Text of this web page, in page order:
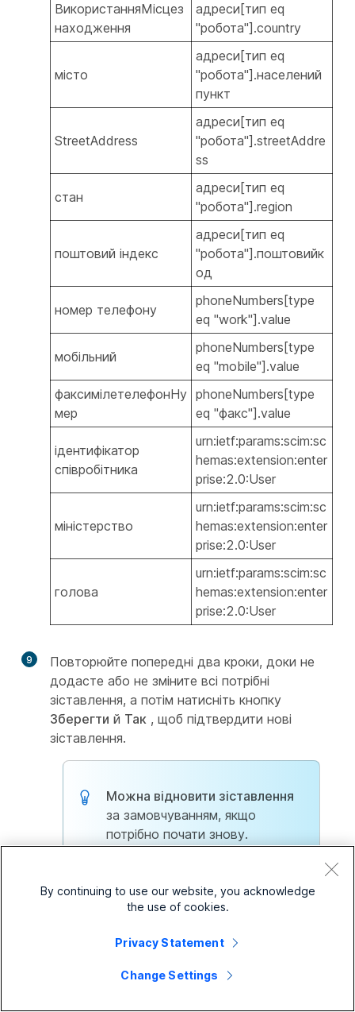
ВикористанняМісцез
находження
адреси[тип eq
"робота"].country
місто
адреси[тип eq
"робота"].населений
пункт
StreetAddress
адреси[тип eq
"робота"].streetAddre
ss
стан
адреси[тип eq
"робота"].region
поштовий індекс
адреси[тип eq
"робота"].поштовийк
од
номер телефону
phoneNumbers[type
eq "work"].value
мобільний
phoneNumbers[type
eq "mobile"].value
факсимілетелефонНу
мер
phoneNumbers[type
eq "факс"].value
ідентифікатор
співробітника
urn:ietf:params:scim:sc
hemas:extension:enter
prise:2.0:User
міністерство
urn:ietf:params:scim:sc
hemas:extension:enter
prise:2.0:User
голова
urn:ietf:params:scim:sc
hemas:extension:enter
prise:2.0:User
9
Повторюйте попередні два кроки, доки не
додасте або не зміните всі потрібні
зіставлення, а потім натисніть кнопку
Зберегти й Так , щоб підтвердити нові
зіставлення.
Можна відновити зіставлення
за замовчуванням, якщо
потрібно почати знову.
Ваші зіставлення виконані, і користувачі Webex
By continuing to use our website, you acknowledge
the use of cookies.
Privacy Statement
Change Settings